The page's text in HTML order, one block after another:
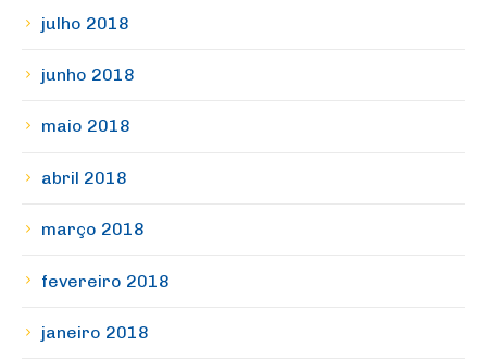
julho 2018
junho 2018
maio 2018
abril 2018
março 2018
fevereiro 2018
janeiro 2018